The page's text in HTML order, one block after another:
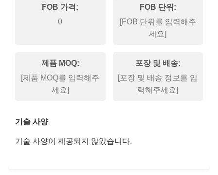
FOB 가격:
0
FOB 단위:
[FOB 단위를 입력해주
세요]
제품 MOQ:
[제품 MOQ를 입력해주
세요]
포장 및 배송:
[포장 및 배송 정보를 입
력해주세요]
기술 사양
기술 사양이 제공되지 않았습니다.